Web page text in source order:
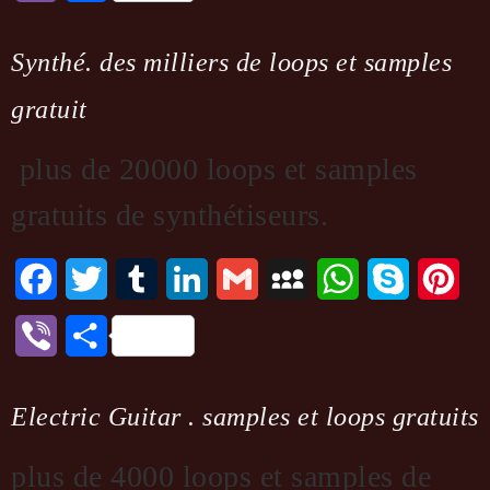
Synthé. des milliers de loops et samples
gratuit
plus de 20000 loops et samples
gratuits de synthétiseurs.
FacebookTwitter Tumblr LinkedInGmail MySpaceWhatsAppSkype
Viber Partager
Electric Guitar . samples et loops gratuits
plus de 4000 loops et samples de